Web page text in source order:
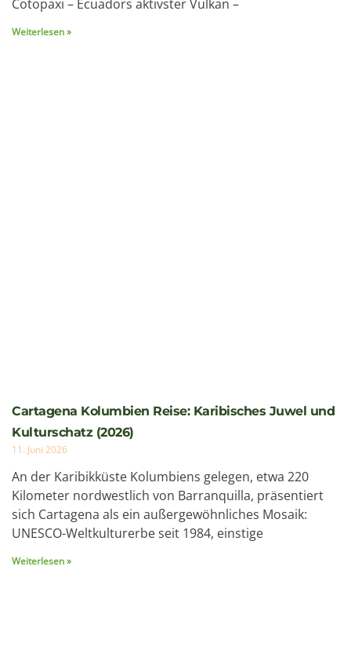
Cotopaxi – Ecuadors aktivster Vulkan –
Weiterlesen »
Cartagena Kolumbien Reise: Karibisches Juwel und
Kulturschatz (2026)
11. Juni 2026
An der Karibikküste Kolumbiens gelegen, etwa 220
Kilometer nordwestlich von Barranquilla, präsentiert
sich Cartagena als ein außergewöhnliches Mosaik:
UNESCO-Weltkulturerbe seit 1984, einstige
Weiterlesen »